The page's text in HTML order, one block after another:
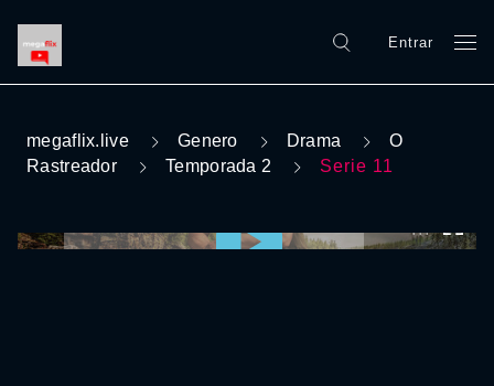
Entrar
megaflix.live Genero Drama
O
Rastreador
Temporada 2 Serie 11